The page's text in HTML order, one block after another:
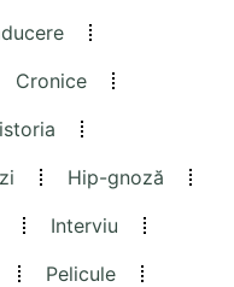
Cronice
Hip-gnoză
Interviu
Pelicule